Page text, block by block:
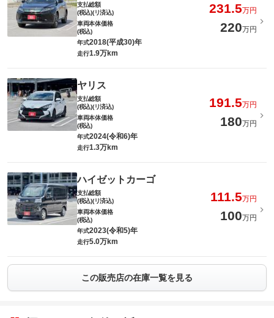
支払総額
(税込)(リ済込)
231.5万円
車両本体価格
(税込)
220万円
年式2018(平成30)年
走行1.9万km
ヤリス
支払総額
(税込)(リ済込)
191.5万円
車両本体価格
(税込)
180万円
年式2024(令和6)年
走行1.3万km
ハイゼットカーゴ
支払総額
(税込)(リ済込)
111.5万円
車両本体価格
(税込)
100万円
年式2023(令和5)年
走行5.0万km
この販売店の在庫一覧を見る